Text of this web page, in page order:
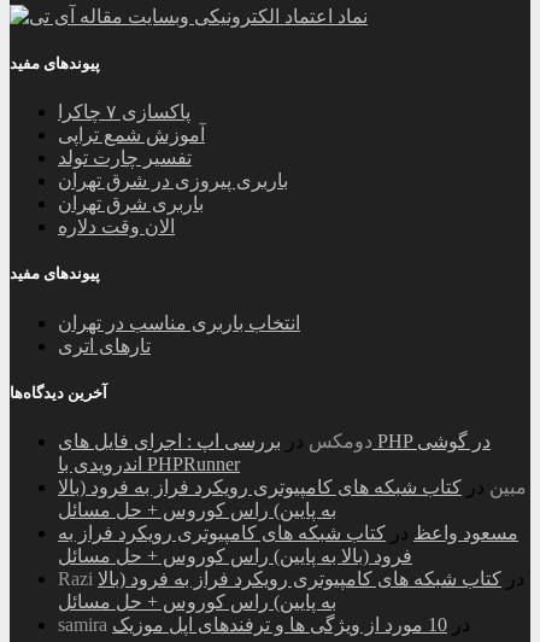
پیوندهای مفید
پاکسازی ۷ چاکرا
آموزش شمع تراپی
تفسیر چارت تولد
باربری پیروزی در شرق تهران
باربری شرق تهران
الان وقت دلاره
پیوندهای مفید
انتخاب باربری مناسب در تهران
تارهای اتری
آخرین دیدگاه‌ها
دومکس در بررسی اپ : اجرای فایل های PHP در گوشی
اندرویدی با PHPRunner
مبین در کتاب شبکه های کامپیوتری رویکرد فراز به فرود (بالا
به پایین) راس کوروس + حل مسائل
مسعود واعظ در کتاب شبکه های کامپیوتری رویکرد فراز به
فرود (بالا به پایین) راس کوروس + حل مسائل
Razi
در کتاب شبکه های کامپیوتری رویکرد فراز به فرود (بالا
به پایین) راس کوروس + حل مسائل
samira
در 10 مورد از ویژگی ها و ترفندهای اپل موزیک